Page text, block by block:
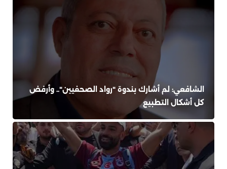
الشافعي: لم أشارك بندوة "رواد الصحفيين".. وأرفض
كل أشكال التطبيع